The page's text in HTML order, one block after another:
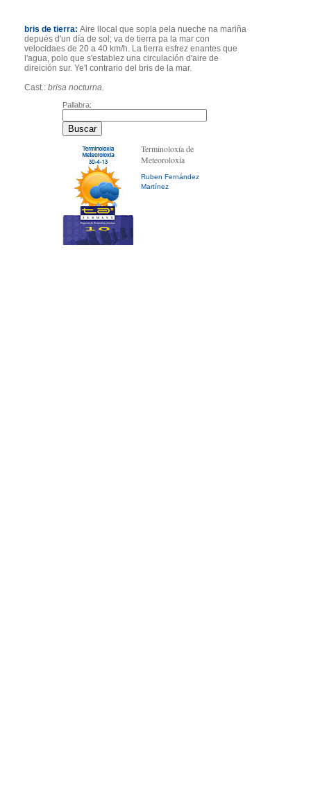
bris de tierra: Aire llocal que sopla pela nueche na mariña
depués d'un día de sol; va de tierra pa la mar con
velocidaes de 20 a 40 km/h. La tierra esfrez enantes que
l'agua, polo que s'establez una circulación d'aire de
direición sur. Ye'l contrario del bris de la mar.
Cast.: brisa nocturna.
Pallabra:
Terminoloxía de
Meteoroloxía
Ruben Fernández
Martínez